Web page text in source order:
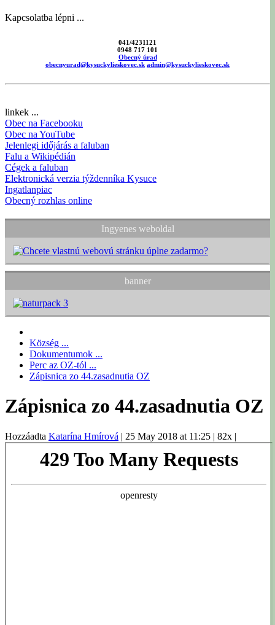
Kapcsolatba lépni ...
041/4231121
0948 717 101
Obecný úrad
obecnyurad@kysuckylieskovec.sk admin@kysuckylieskovec.sk
linkek ...
Obec na Facebooku
Obec na YouTube
Jelenlegi időjárás a faluban
Falu a Wikipédián
Cégek a faluban
Elektronická verzia týždenníka Kysuce
Ingatlanpiac
Obecný rozhlas online
Ingyenes weboldal
banner
Község ...
Dokumentumok ...
Perc az OZ-tól ...
Zápisnica zo 44.zasadnutia OZ
Zápisnica zo 44.zasadnutia OZ
Hozzáadta Katarína Hmírová | 25 May 2018 at 11:25 | 82x |